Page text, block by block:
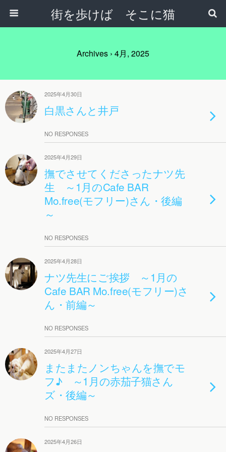
街を歩けば そこに猫
Archives › 4月, 2025
2025年4月30日
白黒さんと井戸
NO RESPONSES
2025年4月29日
撫でさせてくださったナツ先
生 ～1月のCafe BAR
Mo.free(モフリー)さん・後編
～
NO RESPONSES
2025年4月28日
ナツ先生にご挨拶 ～1月の
Cafe BAR Mo.free(モフリー)さ
ん・前編～
NO RESPONSES
2025年4月27日
またまたノンちゃんを撫でモ
フ♪ ～1月の赤茄子猫さん
ズ・後編～
NO RESPONSES
2025年4月26日